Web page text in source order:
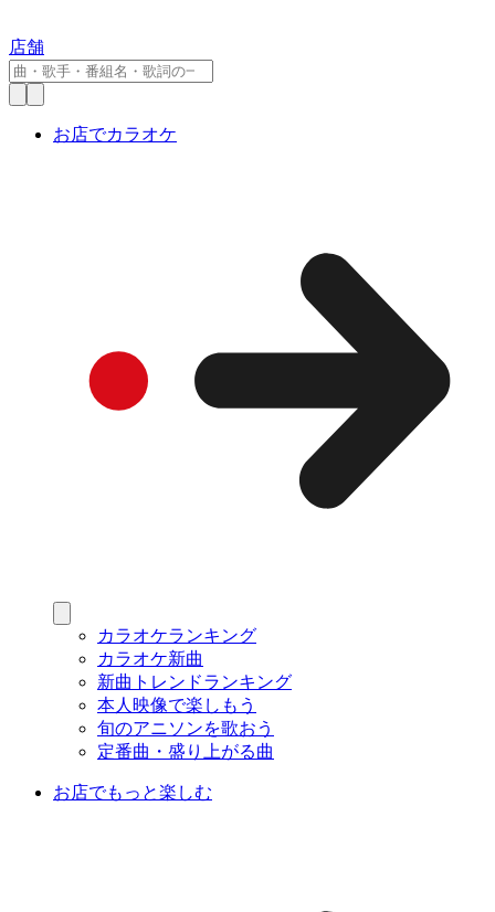
店舗
お店でカラオケ
カラオケランキング
カラオケ新曲
新曲トレンドランキング
本人映像で楽しもう
旬のアニソンを歌おう
定番曲・盛り上がる曲
お店でもっと楽しむ